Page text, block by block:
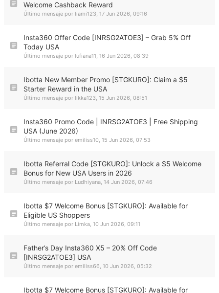
Welcome Cashback Reward
Último mensaje por liami123, 17 Jun 2026, 09:16
Insta360 Offer Code [INRSG2ATOE3] – Grab 5% Off
Today USA
Último mensaje por lufiana11, 16 Jun 2026, 08:39
Ibotta New Member Promo [STGKURO]: Claim a $5
Starter Reward in the USA
Último mensaje por likka123, 15 Jun 2026, 08:51
Insta360 Promo Code | INRSG2ATOE3 | Free Shipping
USA (June 2026)
Último mensaje por emiliss10, 15 Jun 2026, 07:53
Ibotta Referral Code [STGKURO]: Unlock a $5 Welcome
Bonus for New USA Users in 2026
Último mensaje por Ludhiyana, 14 Jun 2026, 07:46
Ibotta $7 Welcome Bonus [STGKURO]: Available for
Eligible US Shoppers
Último mensaje por Limka, 10 Jun 2026, 09:11
Father’s Day Insta360 X5 – 20% Off Code
[INRSG2ATOE3] USA
Último mensaje por emiliss66, 10 Jun 2026, 05:32
Ibotta $7 Welcome Bonus [STGKURO]: Available for